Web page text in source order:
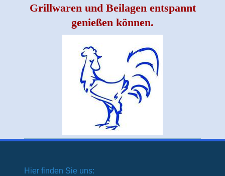
Grillwaren und Beilagen entspannt
genießen können.
Hier finden Sie uns: